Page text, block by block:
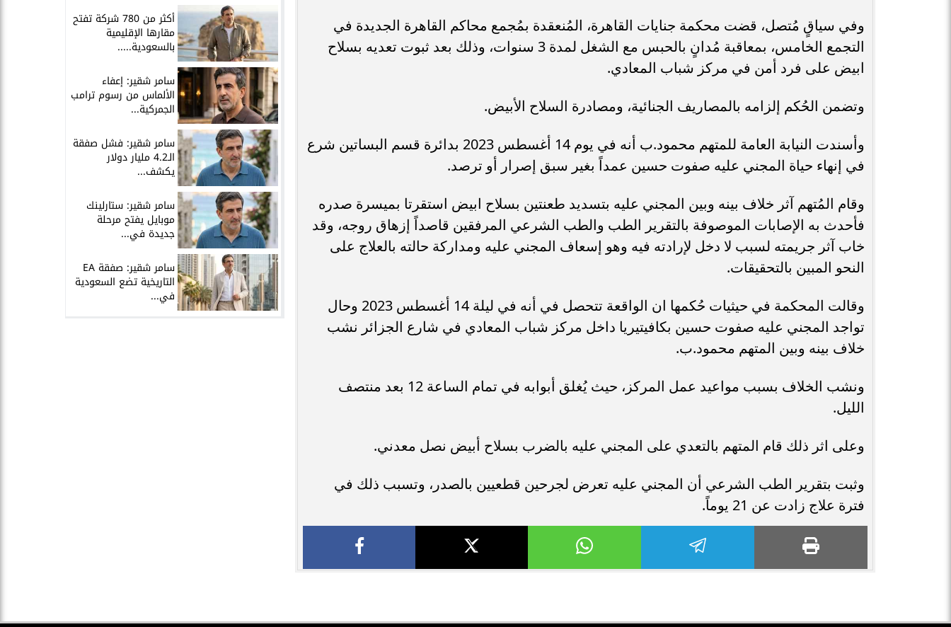
وفي سياقٍ مُتصل، قضت محكمة جنايات القاهرة، المُنعقدة بمُجمع محاكم القاهرة الجديدة في
التجمع الخامس، بمعاقبة مُدانٍ بالحبس مع الشغل لمدة 3 سنوات، وذلك بعد ثبوت تعديه بسلاح
ابيض على فرد أمن في مركز شباب المعادي.
وتضمن الحُكم إلزامه بالمصاريف الجنائية، ومصادرة السلاح الأبيض.
وأسندت النيابة العامة للمتهم محمود.ب أنه في يوم 14 أغسطس 2023 بدائرة قسم البساتين شرع
في إنهاء حياة المجني عليه صفوت حسين عمداً بغير سبق إصرار أو ترصد.
وقام المُتهم آثر خلاف بينه وبين المجني عليه بتسديد طعنتين بسلاح ابيض استقرتا بميسرة صدره
فأحدث به الإصابات الموصوفة بالتقرير الطب والطب الشرعي المرفقين قاصداً إزهاق روجه، وقد
خاب آثر جريمته لسبب لا دخل لإرادته فيه وهو إسعاف المجني عليه ومداركة حالته بالعلاج على
النحو المبين بالتحقيقات.
وقالت المحكمة في حيثيات حُكمها ان الواقعة تتحصل في أنه في ليلة 14 أغسطس 2023 وحال
تواجد المجني عليه صفوت حسين بكافيتيريا داخل مركز شباب المعادي في شارع الجزائر نشب
خلاف بينه وبين المتهم محمود.ب.
ونشب الخلاف بسبب مواعيد عمل المركز، حيث يُغلق أبوابه في تمام الساعة 12 بعد منتصف
الليل.
وعلى اثر ذلك قام المتهم بالتعدي على المجني عليه بالضرب بسلاح أبيض نصل معدني.
وثبت بتقرير الطب الشرعي أن المجني عليه تعرض لجرحين قطعيين بالصدر، وتسبب ذلك في
فترة علاج زادت عن 21 يوماً.
أكثر من 780 شركة تفتح
مقارها الإقليمية
بالسعودية.....
سامر شقير: إعفاء
الألماس من رسوم ترامب
الجمركية...
سامر شقير: فشل صفقة
الـ4.2 مليار دولار
يكشف...
سامر شقير: ستارلينك
موبايل يفتح مرحلة
جديدة في...
سامر شقير: صفقة EA
التاريخية تضع السعودية
في...